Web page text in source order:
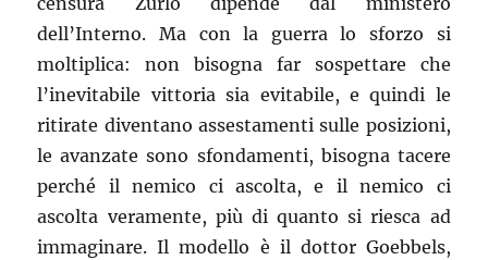
dell’Interno. Ma con la guerra lo sforzo si
moltiplica: non bisogna far sospettare che
l’inevitabile vittoria sia evitabile, e quindi le
ritirate diventano assestamenti sulle posizioni,
le avanzate sono sfondamenti, bisogna tacere
perché il nemico ci ascolta, e il nemico ci
ascolta veramente, più di quanto si riesca ad
immaginare. Il modello è il dottor Goebbels,